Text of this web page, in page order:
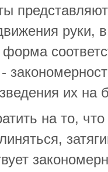
руки,
их на
на то,